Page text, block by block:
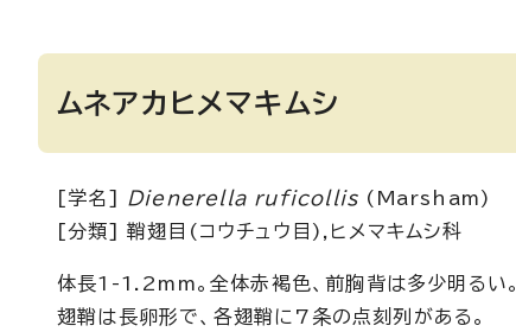
ムネアカヒメマキムシ
[学名] Dienerella ruficollis (Marsham)
[分類] 鞘翅目(コウチュウ目),ヒメマキムシ科
体長1-1.2mm。全体赤褐色、前胸背は多少明るい。
翅鞘は長卵形で、各翅鞘に7条の点刻列がある。